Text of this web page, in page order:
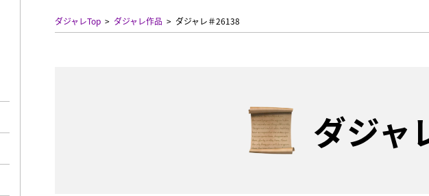
ダジャレTop ダジャレ作品 ダジャレ＃26138
ダジャ